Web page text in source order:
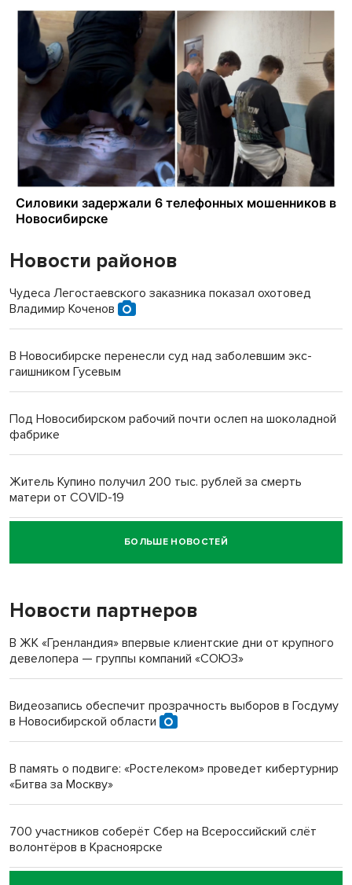
Новости районов
Чудеса Легостаевского заказника показал охотовед
Владимир Коченов
В Новосибирске перенесли суд над заболевшим экс-
гаишником Гусевым
Под Новосибирском рабочий почти ослеп на шоколадной
фабрике
Житель Купино получил 200 тыс. рублей за смерть
матери от COVID-19
Новосибирский суд наказал водителя за смерть
пенсионерки на вокзале
«Мы живём на пастбище!»: в новосибирском селе лошади
терроризируют жителей
Инвалид получил условный срок за избиение врачей
Новосибирский преподаватель с женой вошли в топ-16
Обновлённое отделение ВТБ открылось в Искитиме
БОЛЬШЕ НОВОСТЕЙ
Новости партнеров
В ЖК «Гренландия» впервые клиентские дни от крупного
девелопера — группы компаний «СОЮЗ»
Видеозапись обеспечит прозрачность выборов в Госдуму
в Новосибирской области
В память о подвиге: «Ростелеком» проведет кибертурнир
«Битва за Москву»
700 участников соберёт Сбер на Всероссийский слёт
волонтёров в Красноярске